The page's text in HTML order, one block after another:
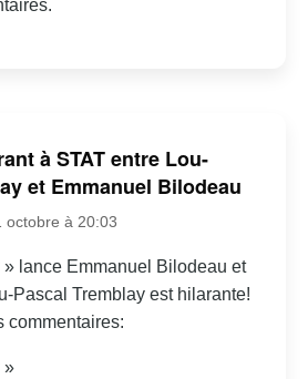
à STAT entre Lou-
et Emmanuel Bilodeau
octobre à 20:03
» lance Emmanuel Bilodeau et
Pascal Tremblay est hilarante!
commentaires:
»